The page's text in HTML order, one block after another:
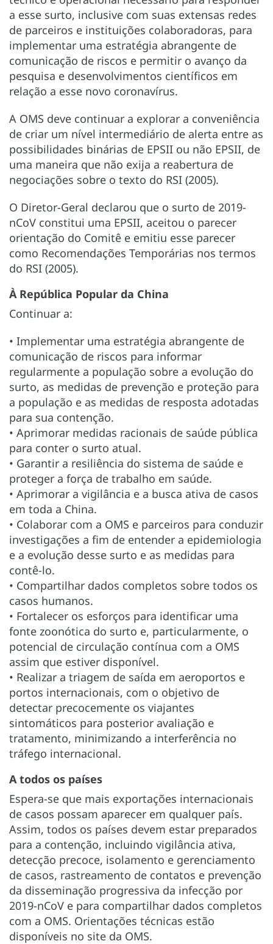
a esse surto, inclusive com suas extensas redes
de parceiros e instituições colaboradoras, para
implementar uma estratégia abrangente de
comunicação de riscos e permitir o avanço da
pesquisa e desenvolvimentos científicos em
relação a esse novo coronavírus.
A OMS deve continuar a explorar a conveniência
de criar um nível intermediário de alerta entre as
possibilidades binárias de EPSII ou não EPSII, de
uma maneira que não exija a reabertura de
negociações sobre o texto do RSI (2005).
O Diretor-Geral declarou que o surto de 2019-
nCoV constitui uma EPSII, aceitou o parecer
orientação do Comitê e emitiu esse parecer
como Recomendações Temporárias nos termos
do RSI (2005).
À República Popular da China
Continuar a:
• Implementar uma estratégia abrangente de
comunicação de riscos para informar
regularmente a população sobre a evolução do
surto, as medidas de prevenção e proteção para
a população e as medidas de resposta adotadas
para sua contenção.
• Aprimorar medidas racionais de saúde pública
para conter o surto atual.
• Garantir a resiliência do sistema de saúde e
proteger a força de trabalho em saúde.
• Aprimorar a vigilância e a busca ativa de casos
em toda a China.
• Colaborar com a OMS e parceiros para conduzir
investigações a fim de entender a epidemiologia
e a evolução desse surto e as medidas para
contê-lo.
• Compartilhar dados completos sobre todos os
casos humanos.
• Fortalecer os esforços para identificar uma
fonte zoonótica do surto e, particularmente, o
potencial de circulação contínua com a OMS
assim que estiver disponível.
• Realizar a triagem de saída em aeroportos e
portos internacionais, com o objetivo de
detectar precocemente os viajantes
sintomáticos para posterior avaliação e
tratamento, minimizando a interferência no
tráfego internacional.
A todos os países
Espera-se que mais exportações internacionais
de casos possam aparecer em qualquer país.
Assim, todos os países devem estar preparados
para a contenção, incluindo vigilância ativa,
detecção precoce, isolamento e gerenciamento
de casos, rastreamento de contatos e prevenção
da disseminação progressiva da infecção por
2019-nCoV e para compartilhar dados completos
com a OMS. Orientações técnicas estão
disponíveis no site da OMS.